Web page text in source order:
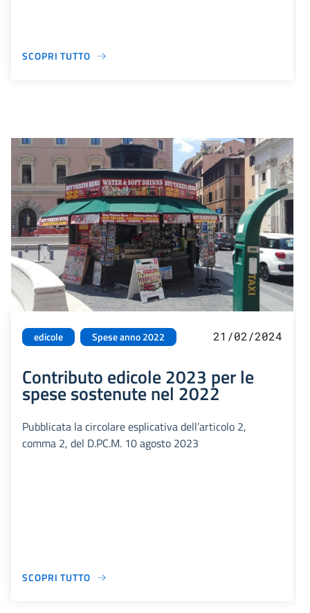
SCOPRI TUTTO
edicole Spese anno 2022 21/02/2024
Contributo edicole 2023 per le
spese sostenute nel 2022
Pubblicata la circolare esplicativa dell’articolo 2,
comma 2, del D.PC.M. 10 agosto 2023
SCOPRI TUTTO